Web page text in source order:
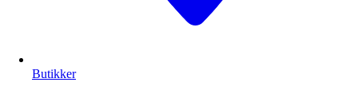
Butikker